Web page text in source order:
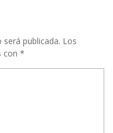
publicada. Los
con *